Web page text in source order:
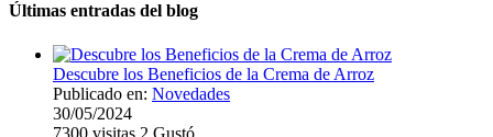
Últimas entradas del blog
Descubre los Beneficios de la Crema de Arroz
Publicado en: Novedades
30/05/2024
7300 visitas 2 Gustó